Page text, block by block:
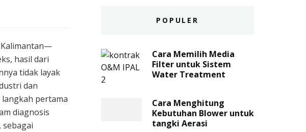
Kalimantan—
hasil dari
tidak layak
dan
pertama
diagnosis
sebagai
POPULER
Cara Memilih Media
Filter untuk Sistem
Water Treatment
Cara Menghitung
Kebutuhan Blower untuk
tangki Aerasi